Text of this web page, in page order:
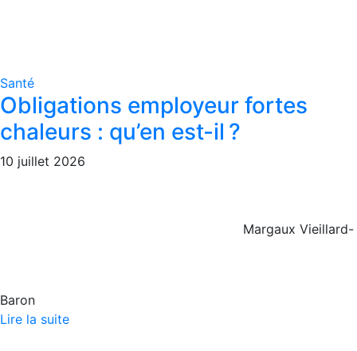
Santé
Obligations employeur fortes
chaleurs : qu’en est-il ?
10 juillet 2026
Margaux Vieillard-
Baron
Lire la suite